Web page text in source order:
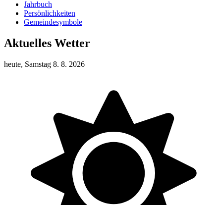
Jahrbuch
Persönlichkeiten
Gemeindesymbole
Aktuelles Wetter
heute, Samstag 8. 8. 2026